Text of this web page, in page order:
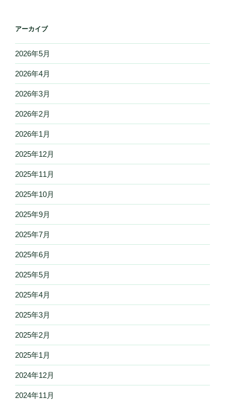
アーカイブ
2026年5月
2026年4月
2026年3月
2026年2月
2026年1月
2025年12月
2025年11月
2025年10月
2025年9月
2025年7月
2025年6月
2025年5月
2025年4月
2025年3月
2025年2月
2025年1月
2024年12月
2024年11月